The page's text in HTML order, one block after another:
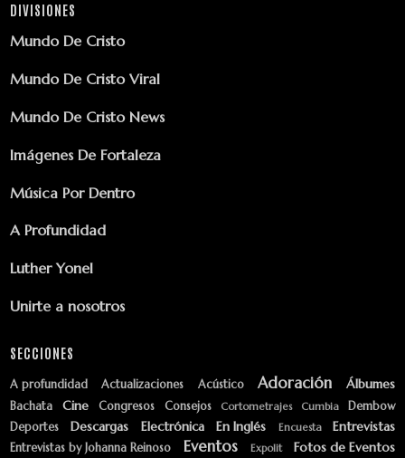
DIVISIONES
Mundo De Cristo
Mundo De Cristo Viral
Mundo De Cristo News
Imágenes De Fortaleza
Música Por Dentro
A Profundidad
Luther Yonel
Unirte a nosotros
SECCIONES
A profundidad Actualizaciones Acústico Adoración Álbumes
Bachata Cine Congresos Consejos Cortometrajes Cumbia
Dembow
Deportes
Descargas Electrónica En Inglés Encuesta Entrevistas
Entrevistas by Johanna Reinoso Eventos Expolit
Fotos de Eventos